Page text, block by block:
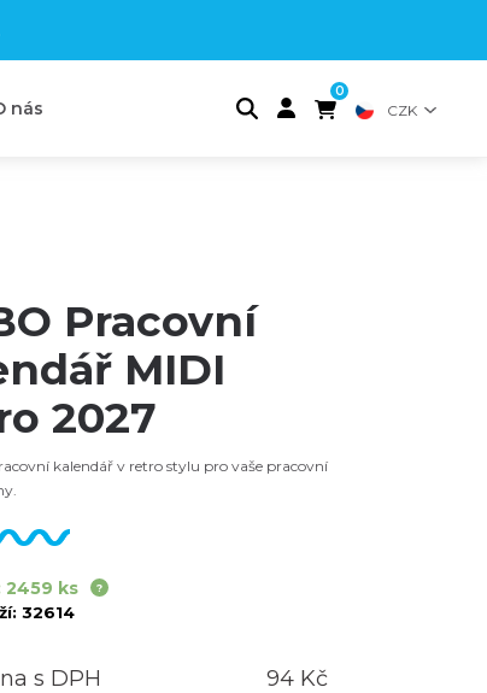
nás
0
CZK
Pracovní
MIDI
2027
kalendář v retro stylu pro vaše pracovní
2459 ks
32614
s DPH 94 Kč